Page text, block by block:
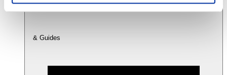
& Guides